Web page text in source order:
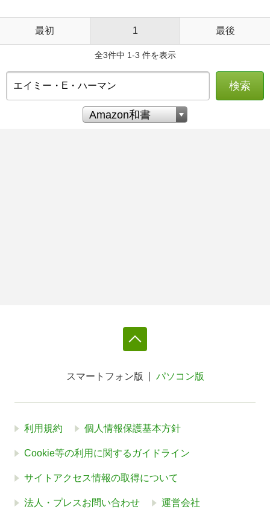
最初 1 最後
全3件中 1-3 件を表示
検索
スマートフォン版 パソコン版
利用規約 個人情報保護基本方針
Cookie等の利用に関するガイドライン
サイトアクセス情報の取得について
法人・プレスお問い合わせ 運営会社